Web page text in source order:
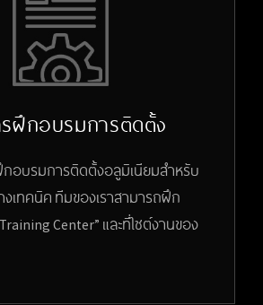
ฝึกอบรมการติดตั้ง
กอบรมการติดตั้งอลูมิเนียมสำหรับ
งเทคนิค ทีมของเราสามารถฝึก
Center” และที่ไซต์งานของ